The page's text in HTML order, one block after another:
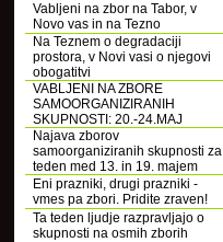
Vabljeni na zbor na Tabor, v
Novo vas in na Tezno
Na Teznem o degradaciji
prostora, v Novi vasi o njegovi
obogatitvi
VABLJENI NA ZBORE
SAMOORGANIZIRANIH
SKUPNOSTI: 20.-24.MAJ
Najava zborov
samoorganiziranih skupnosti za
teden med 13. in 19. majem
Eni prazniki, drugi prazniki -
vmes pa zbori. Pridite zraven!
Ta teden ljudje razpravljajo o
skupnosti na osmih zborih